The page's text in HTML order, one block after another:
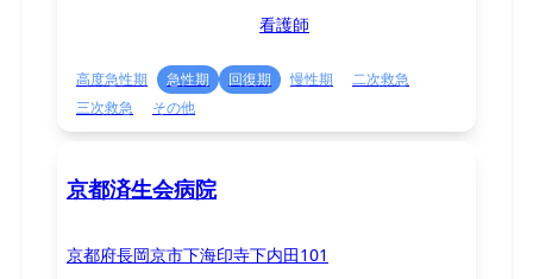
看護師
高度急性期 急性期 回復期 慢性期
二次救急
三次救急
その他
京都済生会病院
京都府長岡京市下海印寺下内田101